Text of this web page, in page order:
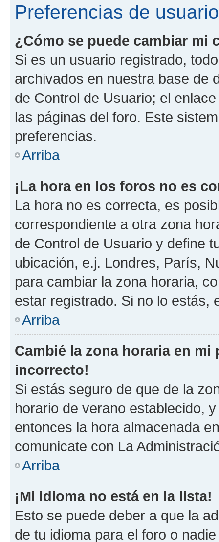
Preferencias de
¿Cómo se puede cambiar mi
Si es un usuario registrado,
archivados en nuestra base de
de Control de Usuario; el
las páginas del foro. Este
preferencias.
Arriba
¡La hora en los foros no es
La hora no es correcta, es
correspondiente a otra zona
de Control de Usuario y define
ubicación, e.j. Londres, París,
para cambiar la zona horaria,
estar registrado. Si no lo estás,
Arriba
Cambié la zona horaria en
incorrecto!
Si estás seguro de que de la
horario de verano establecido,
entonces la hora almacenada
comunicate con La
Arriba
¡Mi idioma no está en la lista!
Esto se puede deber a que la
de tu idioma para el foro o